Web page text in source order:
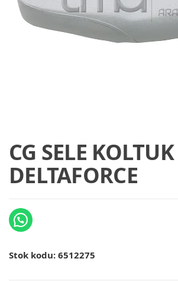
CG SELE
DELTAFORCE
Stok kodu: 6512275